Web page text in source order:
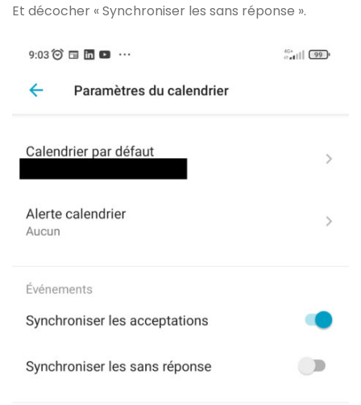
Et décocher « Synchroniser les sans réponse ».